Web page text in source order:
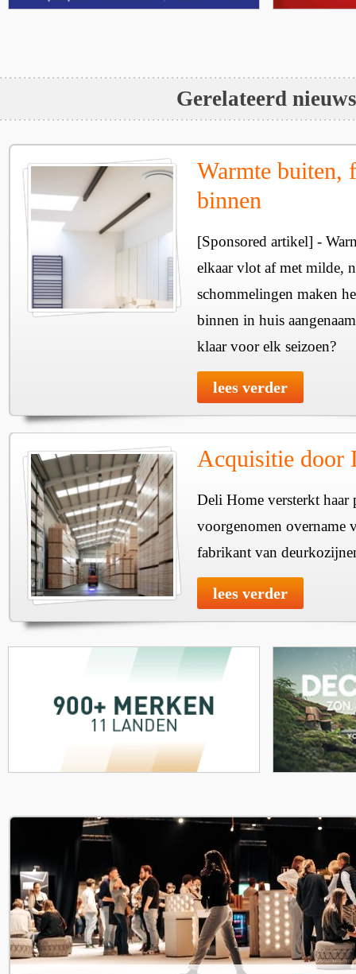
Gerelateerd nieuws
Warmte buiten,
binnen
[Sponsored artikel] -
elkaar vlot af met milde,
schommelingen maken
binnen in huis
klaar voor elk seizoen?
lees verder
Acquisitie door
Deli Home versterkt haar
voorgenomen overname
fabrikant van
lees verder